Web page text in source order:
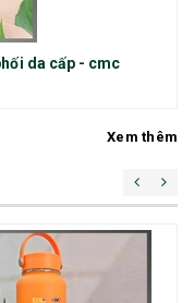
da cấp - cmc
Xem thêm